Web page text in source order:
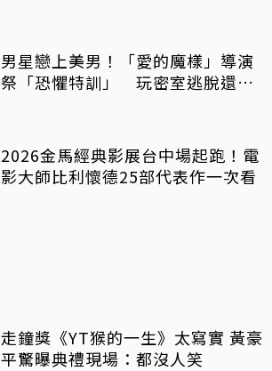
男星戀上美男！「愛的魔樣」導演
祭「恐懼特訓」 玩密室逃脫還得
2026金馬經典影展台中場起跑！電
影大師比利懷德25部代表作一次看
走鐘獎《YT猴的一生》太寫實 黃豪
平驚曝典禮現場：都沒人笑